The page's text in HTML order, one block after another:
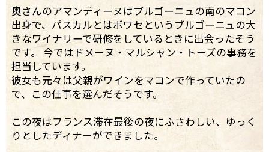
奥さんのアマンディーヌはブルゴーニュの南のマコン
出身で、パスカルとはボワセというブルゴーニュの大
きなワイナリーで研修をしているときに出会ったそう
です。 今ではドメーヌ・マルシャン・トーズの事務を
担当しています。
彼女も元々は父親がワインをマコンで作っていたの
で、この仕事を選んだそうです。
この夜はフランス滞在最後の夜にふさわしい、ゆっく
りとしたディナーができました。